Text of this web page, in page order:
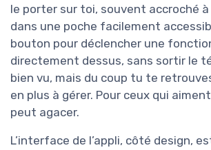
le porter sur toi, souvent accroché à
dans une poche facilement
bouton pour déclencher une
directement dessus, sans sortir le
bien vu, mais du coup tu te
en plus à gérer. Pour ceux qui
peut agacer.
L’interface de l’appli, côté design,